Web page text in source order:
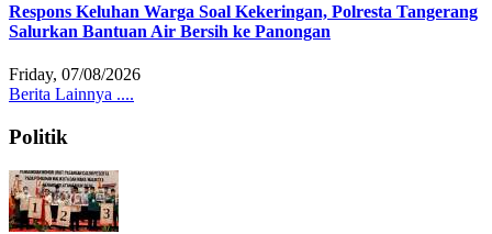
Respons Keluhan Warga Soal Kekeringan, Polresta Tangerang
Salurkan Bantuan Air Bersih ke Panongan
Friday, 07/08/2026
Berita Lainnya ....
Politik